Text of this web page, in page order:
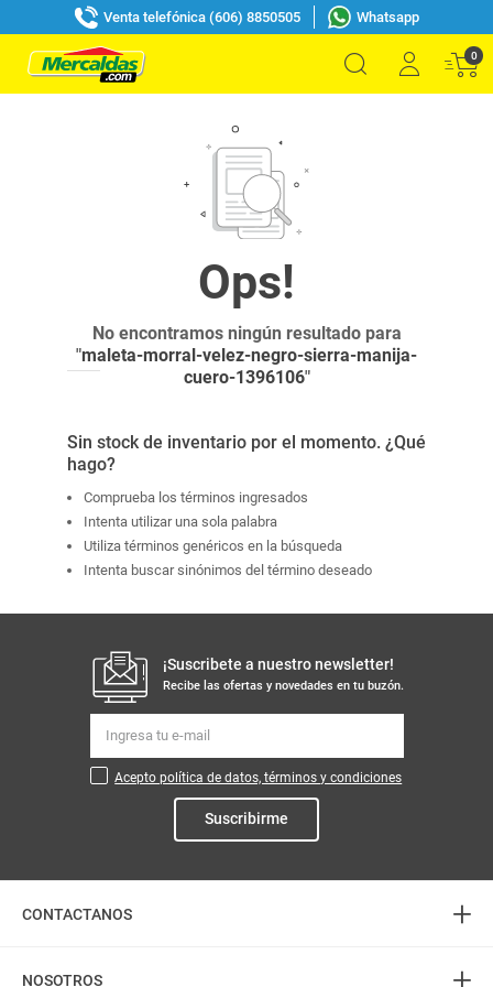
Venta telefónica (606) 8850505 Whatsapp
0
No encontramos ningún resultado para
"maleta-morral-velez-negro-sierra-manija-
cuero-1396106"
Sin stock de inventario por el momento. ¿Qué
hago?
Comprueba los términos ingresados
Intenta utilizar una sola palabra
Utiliza términos genéricos en la búsqueda
Intenta buscar sinónimos del término deseado
¡Suscribete a nuestro newsletter!
Recibe las ofertas y novedades en tu buzón.
Acepto política de datos, términos y condiciones
Suscribirme
CONTACTANOS +
Atención telefónica
NOSOTROS